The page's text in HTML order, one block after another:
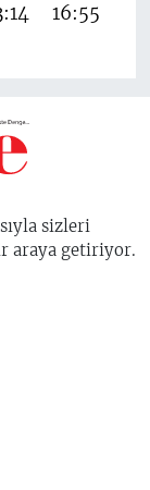
16:55
sizleri
araya getiriyor.